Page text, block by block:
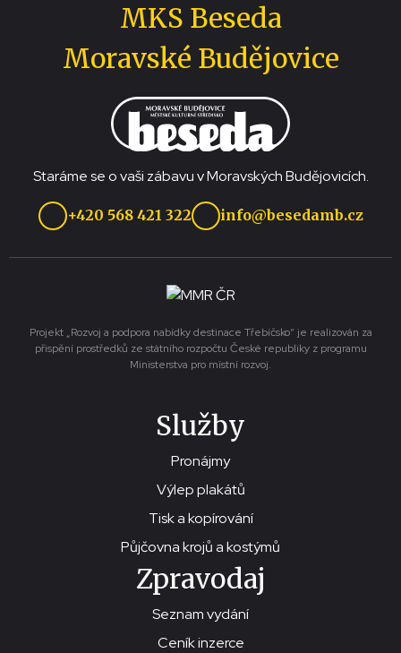
MKS Beseda
Moravské Budějovice
Staráme se o vaši zábavu v Moravských Budějovicích.
+420 568 421 322 info@besedamb.cz
Projekt „Rozvoj a podpora nabídky destinace Třebíčsko“ je realizován za
přispění prostředků ze státního rozpočtu České republiky z programu
Ministerstva pro místní rozvoj.
Služby
Pronájmy
Výlep plakátů
Tisk a kopírování
Půjčovna krojů a kostýmů
Zpravodaj
Seznam vydání
Ceník inzerce